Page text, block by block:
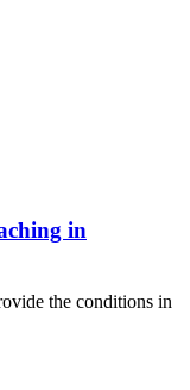
in
the conditions in